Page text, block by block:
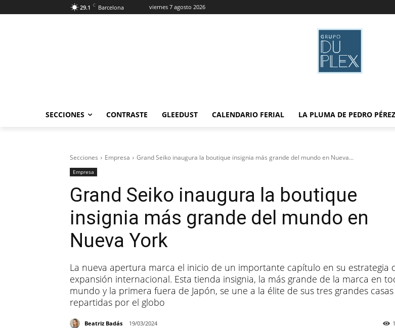
29.1 C Barcelona viernes 7 agosto 2026
SECCIONES CONTRASTE GLEEDUST CALENDARIO FERIAL LA PLUMA DE PEDRO PÉREZ
Secciones Empresa Grand Seiko inaugura la boutique insignia más grande del mundo en Nueva...
Empresa
Grand Seiko inaugura la boutique
insignia más grande del mundo en
Nueva York
La nueva apertura marca el inicio de un importante capítulo en su estrategia
expansión internacional. Esta tienda insignia, la más grande de la marca en
mundo y la primera fuera de Japón, se une a la élite de sus tres grandes casas
repartidas por el globo
Beatriz Badás 19/03/2024